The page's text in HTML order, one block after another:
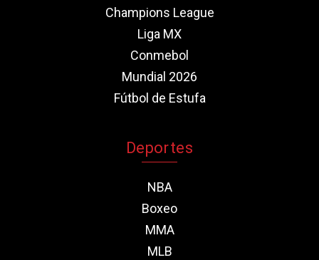
Champions League
Liga MX
Conmebol
Mundial 2026
Fútbol de Estufa
Deportes
NBA
Boxeo
MMA
MLB